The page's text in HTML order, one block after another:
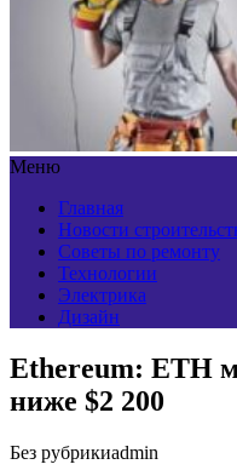
Меню
Главная
Новости
Советы по ремонту
Технологии
Электрика
Дизайн
Ethereum: ETH
ниже $2 200
Без рубрикиadmin